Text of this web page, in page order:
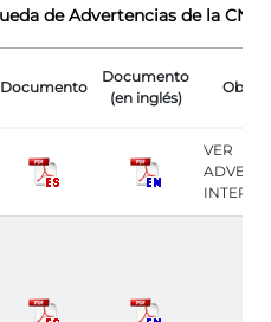
de Advertencias de la
Documento
Documento
(en inglés)
VER